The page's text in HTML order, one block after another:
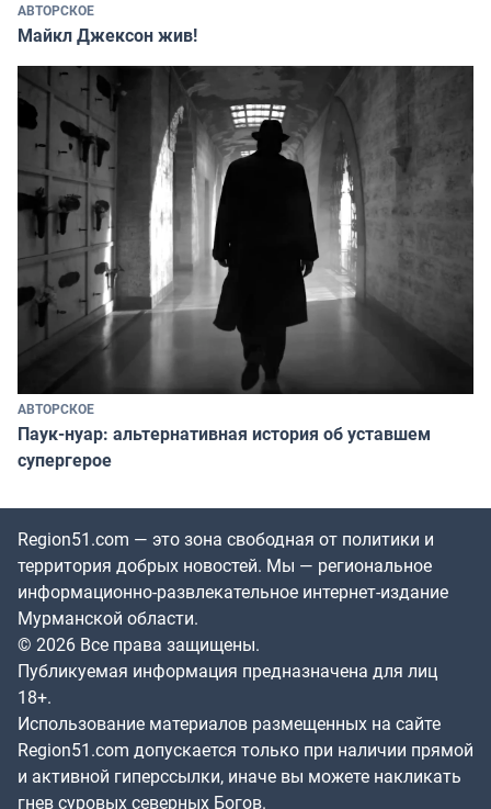
АВТОРСКОЕ
Майкл Джексон жив!
АВТОРСКОЕ
Паук-нуар: альтернативная история об уставшем
супергерое
Region51.com — это зона свободная от политики и
территория добрых новостей. Мы — региональное
информационно-развлекательное интернет-издание
Мурманской области.
© 2026 Все права защищены.
Публикуемая информация предназначена для лиц
18+.
Использование материалов размещенных на сайте
Region51.com допускается только при наличии прямой
и активной гиперссылки, иначе вы можете накликать
гнев суровых северных Богов.